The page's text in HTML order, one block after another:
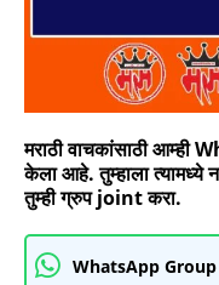
मराठी वाचकांसाठी
केला आहे. तुम्हाला त्यामध्ये
तुम्ही ग्रुप joint करा.
WhatsApp Group